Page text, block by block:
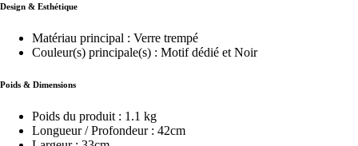
Design & Esthétique
Matériau principal : Verre trempé
Couleur(s) principale(s) : Motif dédié et Noir
Poids & Dimensions
Poids du produit : 1.1 kg
Longueur / Profondeur : 42cm